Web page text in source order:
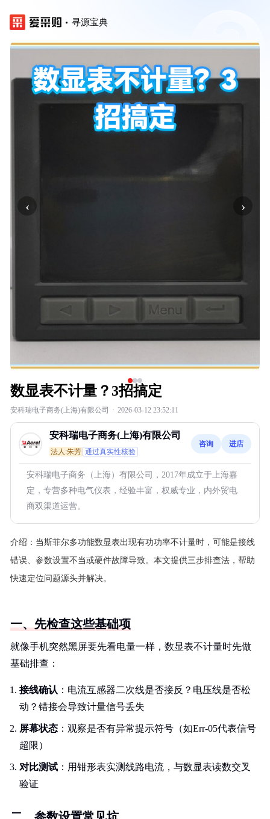
寻源宝典
‹ ›
数显表不计量？3招搞定
安科瑞电子商务(上海)有限公司 · 2026-03-12 23:52:11
安科瑞电子商务(上海)有限公司
法人:朱芳 通过真实性核验
咨询 进店
安科瑞电子商务（上海）有限公司，2017年成立于上海嘉
定，专营多种电气仪表，经验丰富，权威专业，内外贸电
商双渠道运营。
介绍： 当斯菲尔多功能数显表出现有功功率不计量时，可能是接线
错误、参数设置不当或硬件故障导致。本文提供三步排查法，帮助
快速定位问题源头并解决。
一、先检查这些基础项
就像手机突然黑屏要先看电量一样，数显表不计量时先做
基础排查：
接线确认 ：电流互感器二次线是否接反？电压线是否松
动？错接会导致计量信号丢失
屏幕状态 ：观察是否有异常提示符号（如Err-05代表信号
超限）
对比测试 ：用钳形表实测线路电流，与数显表读数交叉
验证